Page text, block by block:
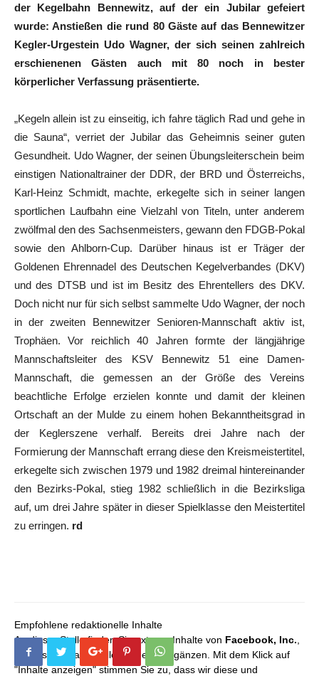
der Kegelbahn Bennewitz, auf der ein Jubilar gefeiert
wurde: Anstießen die rund 80 Gäste auf das Bennewitzer
Kegler-Urgestein Udo Wagner, der sich seinen zahlreich
erschienenen Gästen auch mit 80 noch in bester
körperlicher Verfassung präsentierte.
„Kegeln allein ist zu einseitig, ich fahre täglich Rad und gehe in
die Sauna“, verriet der Jubilar das Geheimnis seiner guten
Gesundheit. Udo Wagner, der seinen Übungsleiterschein beim
einstigen Nationaltrainer der DDR, der BRD und Österreichs,
Karl-Heinz Schmidt, machte, erkegelte sich in seiner langen
sportlichen Laufbahn eine Vielzahl von Titeln, unter anderem
zwölfmal den des Sachsenmeisters, gewann den FDGB-Pokal
sowie den Ahlborn-Cup. Darüber hinaus ist er Träger der
Goldenen Ehrennadel des Deutschen Kegelverbandes (DKV)
und des DTSB und ist im Besitz des Ehrentellers des DKV.
Doch nicht nur für sich selbst sammelte Udo Wagner, der noch
in der zweiten Bennewitzer Senioren-Mannschaft aktiv ist,
Trophäen. Vor reichlich 40 Jahren formte der längjährige
Mannschaftsleiter des KSV Bennewitz 51 eine Damen-
Mannschaft, die gemessen an der Größe des Vereins
beachtliche Erfolge erzielen konnte und damit der kleinen
Ortschaft an der Mulde zu einem hohen Bekanntheitsgrad in
der Keglerszene verhalf. Bereits drei Jahre nach der
Formierung der Mannschaft errang diese den Kreismeistertitel,
erkegelte sich zwischen 1979 und 1982 dreimal hintereinander
den Bezirks-Pokal, stieg 1982 schließlich in die Bezirksliga
auf, um drei Jahre später in dieser Spielklasse den Meistertitel
zu erringen. rd
Empfohlene redaktionelle Inhalte
An dieser Stelle finden Sie externe Inhalte von Facebook, Inc.
die unser redaktionelles Angebot ergänzen. Mit dem Klick auf
"Inhalte anzeigen" stimmen Sie zu, dass wir diese und